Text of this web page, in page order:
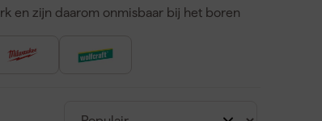
en zijn daarom onmisbaar bij het boren